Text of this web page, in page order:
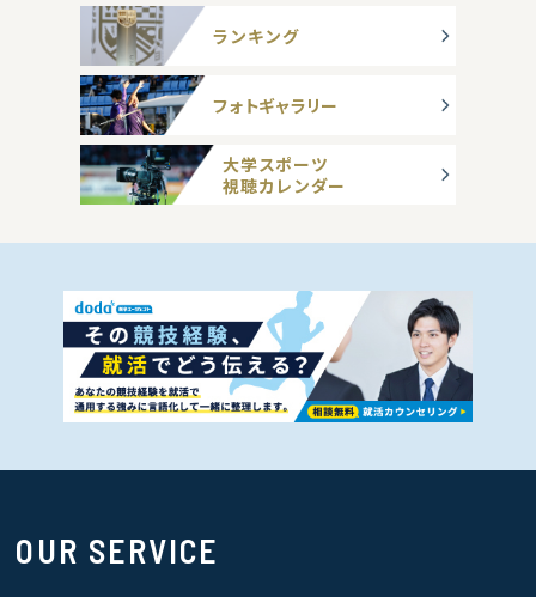
ランキング
フォトギャラリー
大学スポーツ
視聴カレンダー
OUR SERVICE